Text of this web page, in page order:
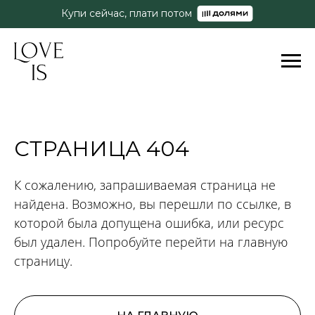
Купи сейчас, плати потом
СТРАНИЦА 404
К сожалению, запрашиваемая страница не
найдена. Возможно, вы перешли по ссылке, в
которой была допущена ошибка, или ресурс
был удален. Попробуйте перейти на главную
страницу.